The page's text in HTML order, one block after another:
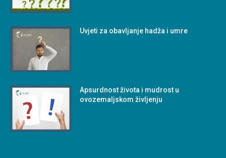
Uvjeti za obavljanje hadža i umre
Apsurdnost života i mudrost u
ovozemaljskom življenju